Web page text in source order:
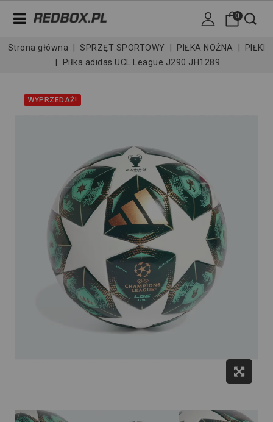
0
Strona główna SPRZĘT SPORTOWY PIŁKA NOŻNA
PIŁKI
Piłka adidas UCL League J290 JH1289
WYPRZEDAŻ!